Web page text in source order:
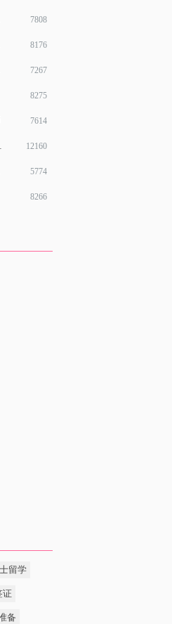
7808
8176
7267
8275
7614
12160
5774
8266
留学
证
备